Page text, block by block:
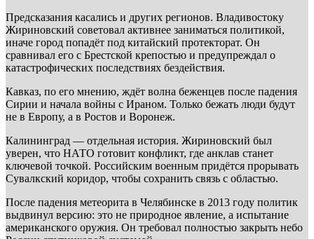
Предсказания касались и других регионов. Владивостоку
Жириновский советовал активнее заниматься политикой,
иначе город попадёт под китайский протекторат. Он
сравнивал его с Брестской крепостью и предупреждал о
катастрофических последствиях бездействия.
Кавказ, по его мнению, ждёт волна беженцев после падения
Сирии и начала войны с Ираном. Только бежать люди будут
не в Европу, а в Ростов и Воронеж.
Калининград — отдельная история. Жириновский был
уверен, что НАТО готовит конфликт, где анклав станет
ключевой точкой. Российским военным придётся прорывать
Сувалкский коридор, чтобы сохранить связь с областью.
После падения метеорита в Челябинске в 2013 году политик
выдвинул версию: это не природное явление, а испытание
американского оружия. Он требовал полностью закрыть небо